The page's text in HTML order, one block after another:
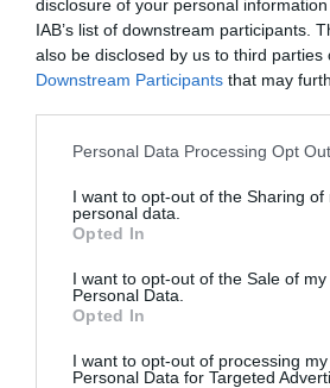
disclosure of your personal
IAB’s list of downstream participants.
also be disclosed by us to third parties
Downstream Participants that may
Please note that this website/app uses
not limited to your visit or usage
grant or deny consent to Google and
use your data for below specified
consent section.
Personal Data Processing Opt
I want to opt-out of the Sharing of
personal data.
Opted In
I want to opt-out of the Sale of my
Personal Data.
Opted In
I want to opt-out of processing my
Personal Data for Targeted
Ο Στέφανος αποτελεί μέλος της
επί μία 20ετία, με μικρές
ζυμωθεί με την ιδέα και τις
Βίωσε μερικές από τις κορυφαίες
ιστορίας του Συλλόγου. Το ήθος,
σοβαρότητα και ο
χρειάζονται «διαφήμιση», όπως
αγάπη του για τον Παναθηναϊκό.